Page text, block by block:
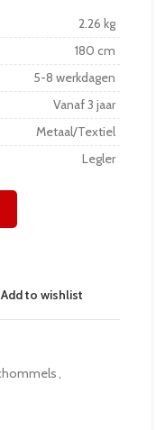
2.26 kg
180 cm
5-8 werkdagen
Vanaf 3 jaar
Metaal/Textiel
Legler
Add to wishlist